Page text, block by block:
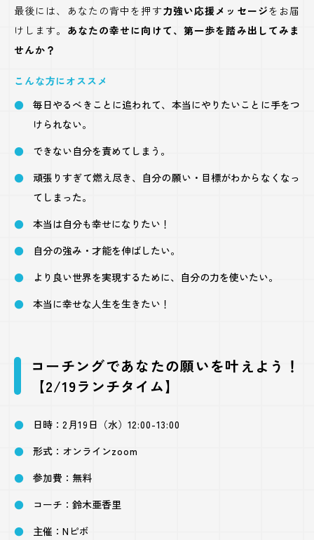
最後には、あなたの背中を押す力強い応援メッセージをお届
けします。 あなたの幸せに向けて、第一歩を踏み出してみま
せんか？
こんな方にオススメ
毎日やるべきことに追われて、本当にやりたいことに手をつ
けられない。
できない自分を責めてしまう。
頑張りすぎて燃え尽き、自分の願い・目標がわからなくなっ
てしまった。
本当は自分も幸せになりたい！
自分の強み・才能を伸ばしたい。
より良い世界を実現するために、自分の力を使いたい。
本当に幸せな人生を生きたい！
コーチングであなたの願いを叶えよう！
【2/19ランチタイム】
日時： 2 月19 日（水） 12:00-13:00
形式：オンラインzoom
参加費：無料
コーチ：鈴木亜香里
主催： N ピボ